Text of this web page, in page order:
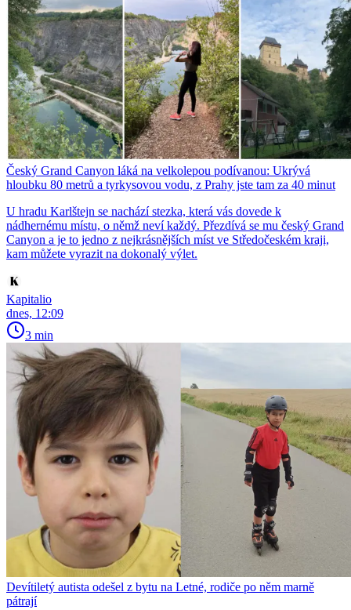
Český Grand Canyon láká na velkolepou podívanou: Ukrývá
hloubku 80 metrů a tyrkysovou vodu, z Prahy jste tam za 40 minut
U hradu Karlštejn se nachází stezka, která vás dovede k
nádhernému místu, o němž neví každý. Přezdívá se mu český Grand
Canyon a je to jedno z nejkrásnějších míst ve Středočeském kraji,
kam můžete vyrazit na dokonalý výlet.
Kapitalio
dnes, 12:09
3 min
Devítiletý autista odešel z bytu na Letné, rodiče po něm marně
pátrají